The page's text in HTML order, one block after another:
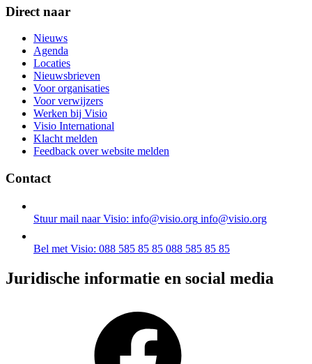
Direct naar
Nieuws
Agenda
Locaties
Nieuwsbrieven
Voor organisaties
Voor verwijzers
Werken bij Visio
Visio International
Klacht melden
Feedback over website melden
Contact
Stuur mail naar Visio: info@visio.org info@visio.org
Bel met Visio: 088 585 85 85 088 585 85 85
Juridische informatie en social media